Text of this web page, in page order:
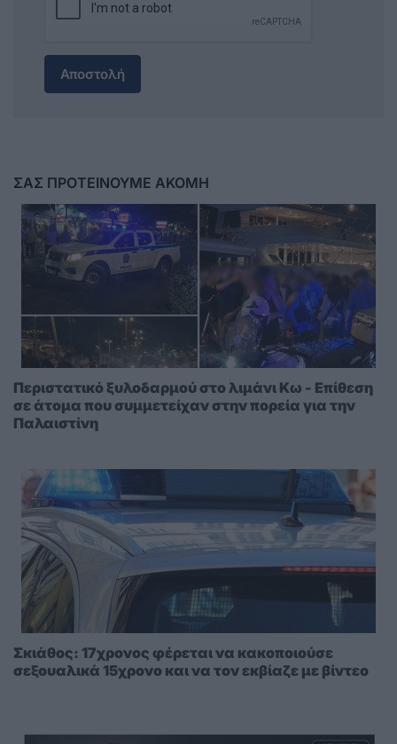
Αποστολή
ΣΑΣ ΠΡΟΤΕΙΝΟΥΜΕ ΑΚΟΜΗ
Περιστατικό ξυλοδαρμού στο λιμάνι Κω - Επίθεση
σε άτομα που συμμετείχαν στην πορεία για την
Παλαιστίνη
Σκιάθος: 17χρονος φέρεται να κακοποιούσε
σεξουαλικά 15χρονο και να τον εκβίαζε με βίντεο